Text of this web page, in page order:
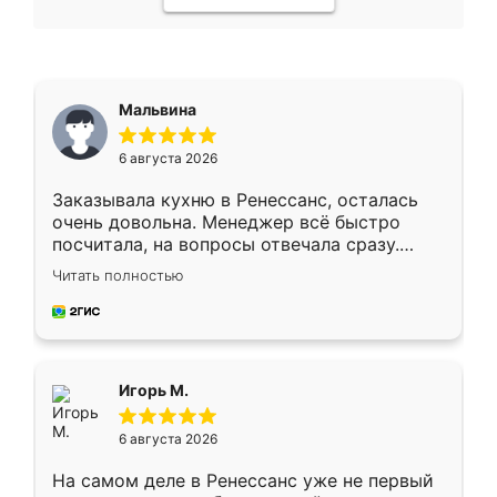
Мальвина
6 августа 2026
Заказывала кухню в Ренессанс, осталась
очень довольна. Менеджер всё быстро
посчитала, на вопросы отвечала сразу.
Замерщик приехал в субботу, подошёл к
делу со всей ответственностью. Собрали
за день, ребята работали аккуратно, даже
Читать полностью
Игорь М.
6 августа 2026
На самом деле в Ренессанс уже не первый